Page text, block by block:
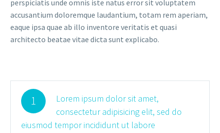
perspiciatis unde omnis iste natus error sit voluptatem
accusantium doloremque laudantium, totam rem aperiam,
eaque ipsa quae ab illo inventore veritatis et quasi
architecto beatae vitae dicta sunt explicabo.
1
Lorem ipsum dolor sit amet,
consectetur adipisicing elit, sed do
eiusmod tempor incididunt ut labore